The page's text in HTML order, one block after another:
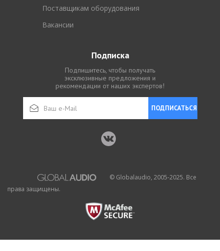
Поставщикам оборудования
Вакансии
Подписка
Подпишитесь, чтобы получать
эксклюзивные предложения и
рекомендации от наших экспертов!
ПОДПИСАТЬСЯ
© Globalaudio, 2005-2025. Все
права защищены.